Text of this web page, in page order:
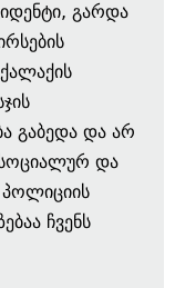
გარდა
გაბედა და არ
სოციალურ და
ჩვენს